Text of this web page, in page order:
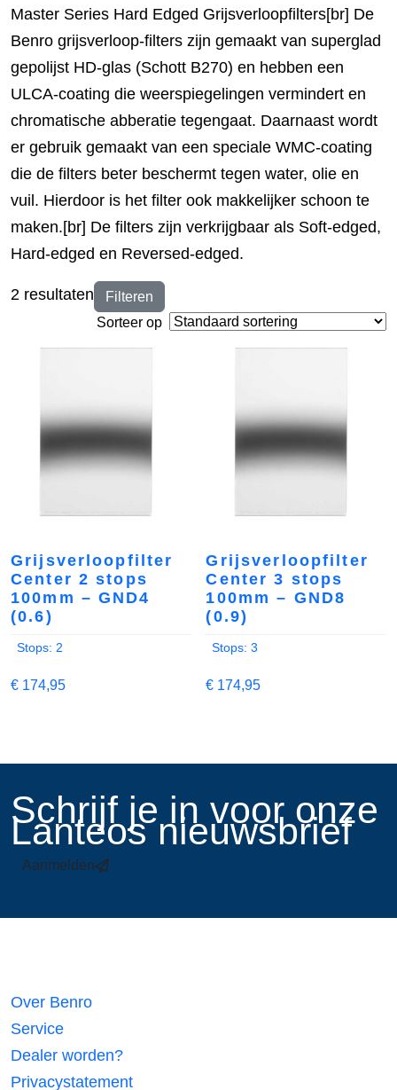
Master Series Hard Edged Grijsverloopfilters[br] De
Benro grijsverloop-filters zijn gemaakt van superglad
gepolijst HD-glas (Schott B270) en hebben een
ULCA-coating die weerspiegelingen vermindert en
chromatische abberatie tegengaat. Daarnaast wordt
er gebruik gemaakt van een speciale WMC-coating
die de filters beter beschermt tegen water, olie en
vuil. Hierdoor is het filter ook makkelijker schoon te
maken.[br] De filters zijn verkrijgbaar als Soft-edged,
Hard-edged en Reversed-edged.
Filteren
2 resultaten
Sorteer op
Grijsverloopfilter
Center 2 stops
100mm – GND4
(0.6)
Stops: 2
€ 174,95
Grijsverloopfilter
Center 3 stops
100mm – GND8
(0.9)
Stops: 3
€ 174,95
​Schrijf je in voor onze
Lanteos nieuwsbrief
Aanmelden
Over Benro
Service
Dealer worden?
Privacystatement